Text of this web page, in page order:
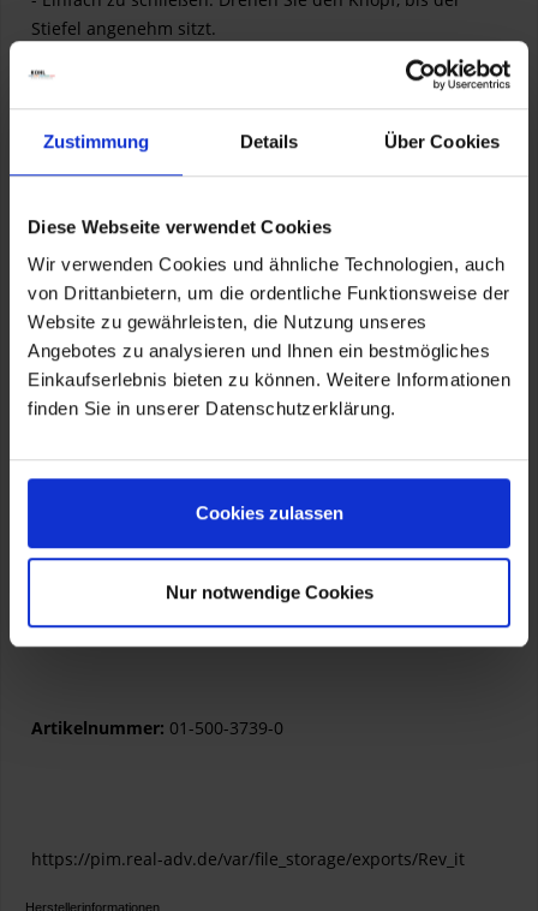
Zustimmung Details Über Cookies
Diese Webseite verwendet Cookies
Wir verwenden Cookies und ähnliche Technologien, auch
von Drittanbietern, um die ordentliche Funktionsweise der
Website zu gewährleisten, die Nutzung unseres
Angebotes zu analysieren und Ihnen ein bestmögliches
Einkaufserlebnis bieten zu können. Weitere Informationen
finden Sie in unserer Datenschutzerklärung.
Cookies zulassen
Nur notwendige Cookies
Stiefel angenehm sitzt.
- Einfaches Öffnen: Ziehen Sie den Knopf heraus und das
war's.
Komfort
Komfort und Stabilität sind in der Ortholite-Sohle vereint,
vermittelt. Eine Rev'it! SeeSoft-Technologie an Schienbein
und Zunge trägt zum Gesamtschutz und Komfort bei.
Sicherheit
Das robuste Superfabric und die reflektierenden 3M
Scotchlite Materialien spielen nicht mit Ihrer Sicherheit.
Seien Sie in jeder Situation sicher und sichtbar.
Um die Liste der unzähligen Vorteile zu vervollständigen,
sind die Destino Ultimate GTX Stiefelmit der
(Enthält nichttextile Teile tierischen Ursprungs!)
Artikelnummer: 01-500-3739-0
https://pim.real-adv.de/var/file_storage/exports/Rev_it
Herstellerinformationen